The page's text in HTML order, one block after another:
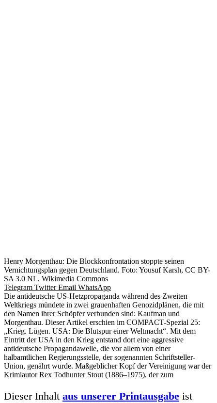
Henry Morgenthau: Die Blockkonfrontation stoppte seinen
Vernichtungsplan gegen Deutschland. Foto: Yousuf Karsh, CC BY-
SA 3.0 NL, Wikimedia Commons
Telegram Twitter Email WhatsApp
Die antideutsche US-Hetzpropaganda während des Zweiten
Weltkriegs mündete in zwei grauenhaften Genozidplänen, die mit
den Namen ihrer Schöpfer verbunden sind: Kaufman und
Morgenthau. Dieser Artikel erschien im COMPACT-Spezial 25:
„Krieg. Lügen. USA: Die Blutspur einer Weltmacht“. Mit dem
Eintritt der USA in den Krieg entstand dort eine aggressive
antideutsche Propagandawelle, die vor allem von einer
halbamtlichen Regierungsstelle, der sogenannten Schriftsteller-
Union, genährt wurde. Maßgeblicher Kopf der Vereinigung war der
Krimiautor Rex Todhunter Stout (1886–1975), der zum
Dieser Inhalt aus unserer Printausgabe ist